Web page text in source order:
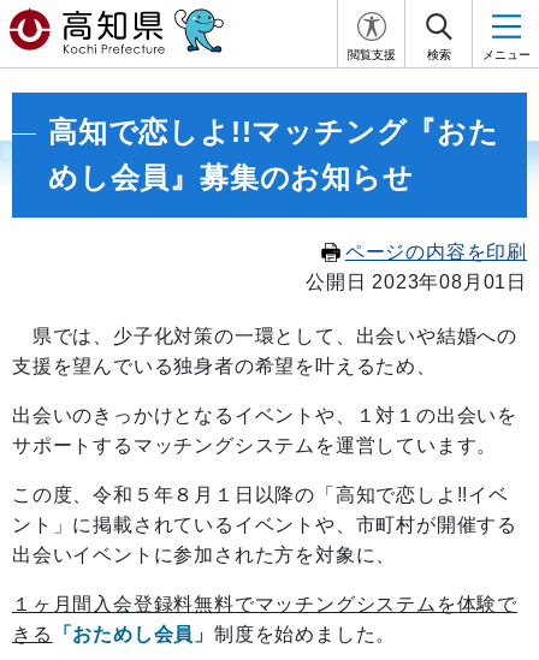
閲覧支援 検索 メニュー
高知で恋しよ!!マッチング『おた
めし会員』募集のお知らせ
ページの内容を印刷
公開日 2023年08月01日
県では、少子化対策の一環として、出会いや結婚への
支援を望んでいる独身者の希望を叶えるため、
出会いのきっかけとなるイベントや、１対１の出会いを
サポートするマッチングシステムを運営しています。
この度、令和５年８月１日以降の「高知で恋しよ!!イベ
ント」に掲載されているイベントや、市町村が開催する
出会いイベントに参加された方を対象に、
１ヶ月間入会登録料無料でマッチングシステムを体験で
きる
「おためし会員」制度を始めました。